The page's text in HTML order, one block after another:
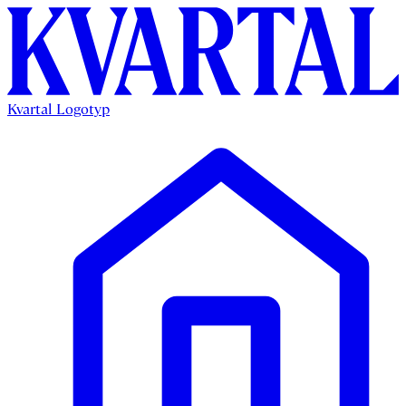
Kvartal Logotyp